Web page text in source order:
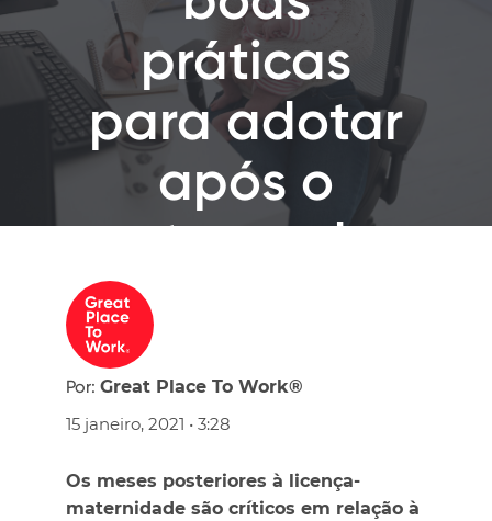
práticas
para adotar
após o
retorno de
funcionárias
Por: Great Place To Work®
15 janeiro, 2021 • 3:28
Os meses posteriores à licença-
maternidade são críticos em relação à